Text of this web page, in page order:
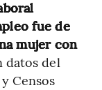
fue de
mujer con
datos del
Censos